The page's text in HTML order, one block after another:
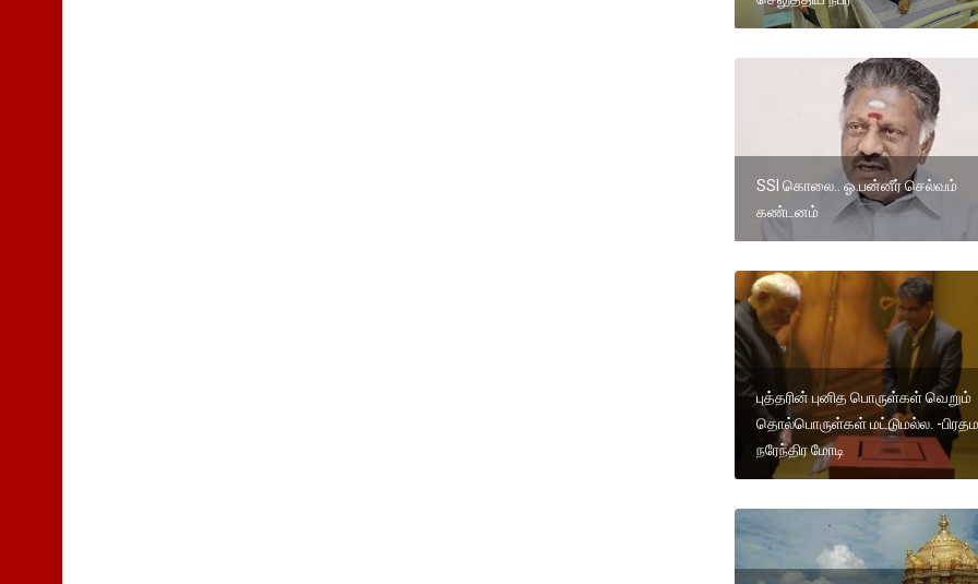
SSI கொலை.. ஓ.பன்னீர் செல்வம்
கண்டனம்
புத்தரின் புனித பொருள்கள் வெறும்
தொல்பொருள்கள் மட்டுமல்ல. -
நரேந்திர மோடி